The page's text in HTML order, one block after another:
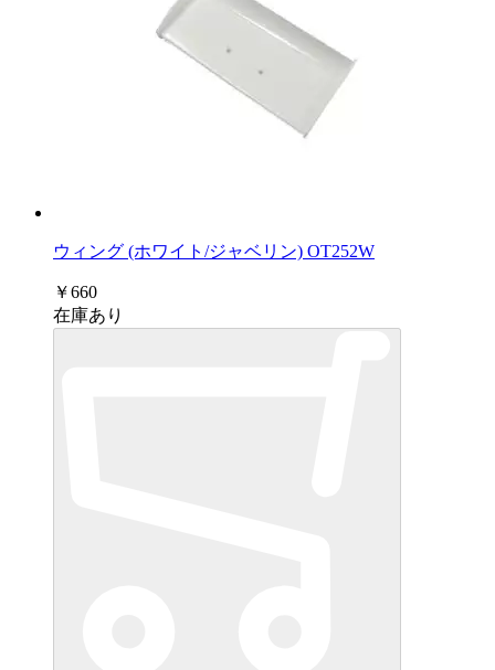
ウィング (ホワイト/ジャベリン) OT252W
￥660
在庫あり